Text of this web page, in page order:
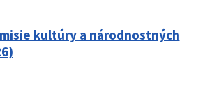
kultúry a národnostných